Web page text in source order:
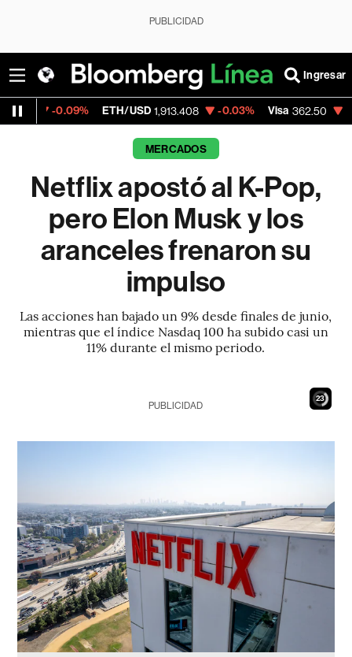
PUBLICIDAD
Ingresar
ETH/USD 1,913.408 -0.03% Visa 362.50 -2.15%
MERCADOS
Netflix apostó al K-Pop,
pero Elon Musk y los
aranceles frenaron su
impulso
Las acciones han bajado un 9% desde finales de junio,
mientras que el índice Nasdaq 100 ha subido casi un
11% durante el mismo periodo.
21
PUBLICIDAD